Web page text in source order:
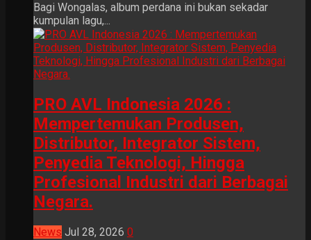
Bagi Wongalas, album perdana ini bukan sekadar
kumpulan lagu,...
PRO AVL Indonesia 2026 :
Mempertemukan Produsen,
Distributor, Integrator Sistem,
Penyedia Teknologi, Hingga
Profesional Industri dari Berbagai
Negara.
News Jul 28, 2026 0